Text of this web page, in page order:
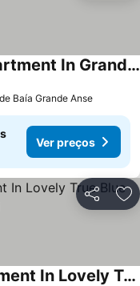
Ocean View 3-bedroom Apartment In Grand Anse With Ac
Baía Grande Anse
Ver preços
Partilhar
Charming 1-bedroom Apartment In Lovely True Blue With Ac, Wifi